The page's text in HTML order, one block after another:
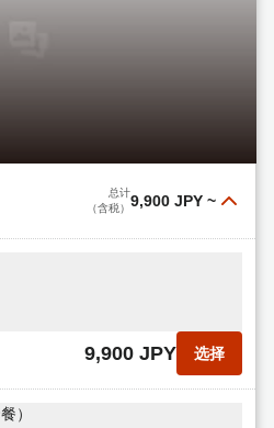
9,400 JPY
总计
（含税） 9,900 JPY ~
9,900 JPY 选择
）